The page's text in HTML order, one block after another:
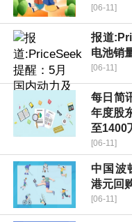
[06-11]
报道
电池销
[06-11]
每日简
年度股
至1400
[06-11]
中国波
港元回
[06-11]